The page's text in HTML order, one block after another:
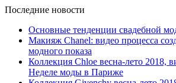
Последние новости
Основные тенденции свадебной
Макияж Chanel: видео процесса
модного показа
Коллекция Chloe весна-лето 2018,
Неделе моды в Париже